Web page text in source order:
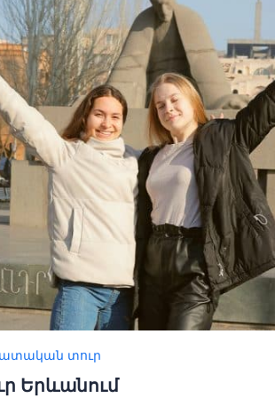
6 7 8
13 14 15
20 21 22
27 28 29
4
տուր
Երևանում